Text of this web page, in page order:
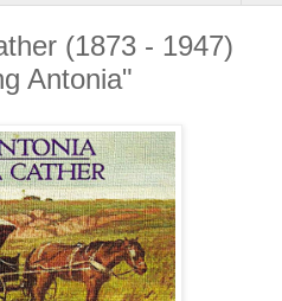
(1873 - 1947)
Antonia"